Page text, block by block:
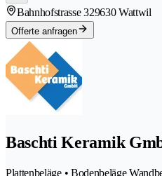
Bahnhofstrasse 329630 Wattwil
Offerte anfragen
Baschti Keramik
Plattenbeläge • Bodenbeläge